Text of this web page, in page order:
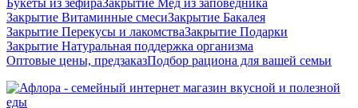
Закрытие Витаминные смесиЗакрытие Бакалея
Закрытие Перекусы и лакомстваЗакрытие Подарки
Закрытие Натуральная поддержка организма
Оптовые цены, предзаказПодбор рациона для вашей семьи